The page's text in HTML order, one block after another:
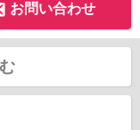
お問い合わせ